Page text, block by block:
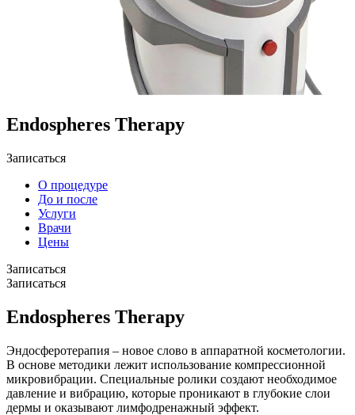
Endospheres Therapy
Записаться
О процедуре
До и после
Услуги
Врачи
Цены
Записаться
Записаться
Endospheres Therapy
Эндосферотерапия – новое слово в аппаратной косметологии.
В основе методики лежит использование компрессионной
микровибрации. Специальные ролики создают необходимое
давление и вибрацию, которые проникают в глубокие слои
дермы и оказывают лимфодренажный эффект.